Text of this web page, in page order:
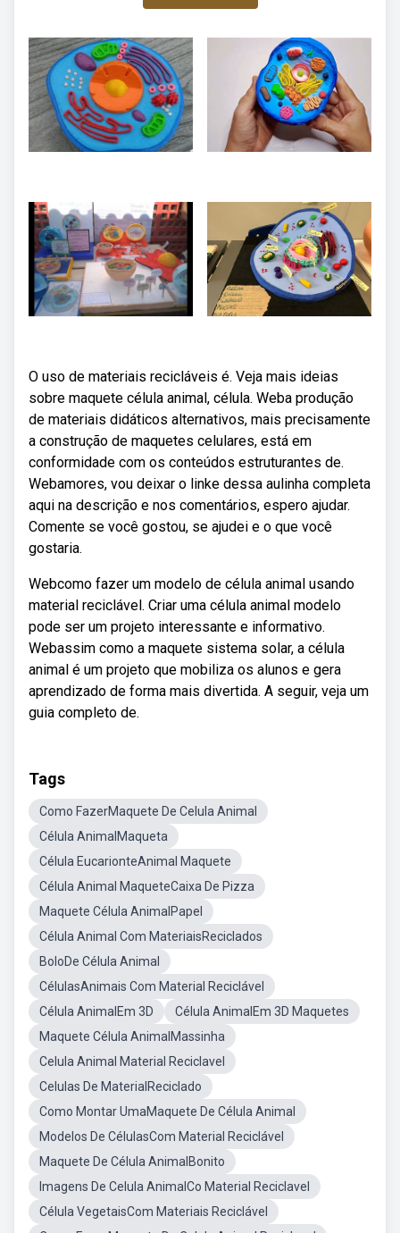
O uso de materiais recicláveis é. Veja mais ideias
sobre maquete célula animal, célula. Weba produção
de materiais didáticos alternativos, mais precisamente
a construção de maquetes celulares, está em
conformidade com os conteúdos estruturantes de.
Webamores, vou deixar o linke dessa aulinha completa
aqui na descrição e nos comentários, espero ajudar.
Comente se você gostou, se ajudei e o que você
gostaria.
Webcomo fazer um modelo de célula animal usando
material reciclável. Criar uma célula animal modelo
pode ser um projeto interessante e informativo.
Webassim como a maquete sistema solar, a célula
animal é um projeto que mobiliza os alunos e gera
aprendizado de forma mais divertida. A seguir, veja um
guia completo de.
Tags
Como FazerMaquete De Celula Animal
Célula AnimalMaqueta
Célula EucarionteAnimal Maquete
Célula Animal MaqueteCaixa De Pizza
Maquete Célula AnimalPapel
Célula Animal Com MateriaisReciclados
BoloDe Célula Animal
CélulasAnimais Com Material Reciclável
Célula AnimalEm 3D
Célula AnimalEm 3D Maquetes
Maquete Célula AnimalMassinha
Celula Animal Material Reciclavel
Celulas De MaterialReciclado
Como Montar UmaMaquete De Célula Animal
Modelos De CélulasCom Material Reciclável
Maquete De Célula AnimalBonito
Imagens De Celula AnimalCo Material Reciclavel
Célula VegetaisCom Materiais Reciclável